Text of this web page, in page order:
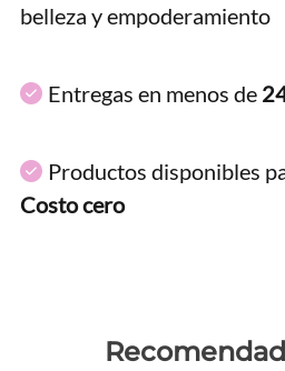
belleza y empoderamiento
Entregas en menos de
Productos disponibles
Costo cero